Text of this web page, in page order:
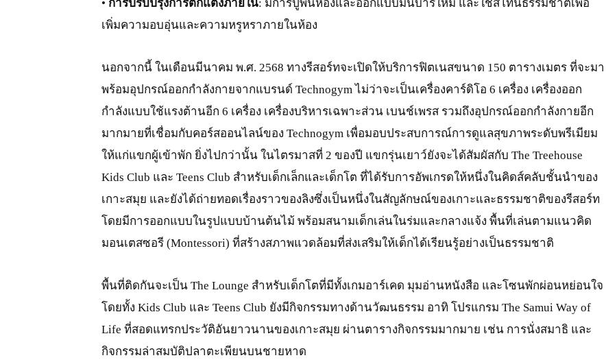
• การปรับปรุงการตกแต่งภายใน: มีการปูพื้นห้องและออกแบบมินิบาร์ใหม่ และใช้สีโทนธรรมชาติเพื่อ
เพิ่มความอบอุ่นและความหรูหราภายในห้อง
นอกจากนี้ ในเดือนมีนาคม พ.ศ. 2568 ทางรีสอร์ทจะเปิดให้บริการฟิตเนสขนาด 150 ตารางเมตร ที่จะมา
พร้อมอุปกรณ์ออกกำลังกายจากแบรนด์ Technogym ไม่ว่าจะเป็นเครื่องคาร์ดิโอ 6 เครื่อง เครื่องออก
กำลังแบบใช้แรงต้านอีก 6 เครื่อง เครื่องบริหารเฉพาะส่วน เบนช์เพรส รวมถึงอุปกรณ์ออกกำลังกายอีก
มากมายที่เชื่อมกับคอร์สออนไลน์ของ Technogym เพื่อมอบประสบการณ์การดูแลสุขภาพระดับพรีเมียม
ให้แก่แขกผู้เข้าพัก ยิ่งไปกว่านั้น ในไตรมาสที่ 2 ของปี แขกรุ่นเยาว์ยังจะได้สัมผัสกับ The Treehouse
Kids Club และ Teens Club สำหรับเด็กเล็กและเด็กโต ที่ได้รับการอัพเกรดให้หนึ่งในคิดส์คลับชั้นนำของ
เกาะสมุย และยังได้ถ่ายทอดเรื่องราวของลิงซึ่งเป็นหนึ่งในสัญลักษณ์ของเกาะและธรรมชาติของรีสอร์ท
โดยมีการออกแบบในรูปแบบบ้านต้นไม้ พร้อมสนามเด็กเล่นในร่มและกลางแจ้ง พื้นที่เล่นตามแนวคิด
มอนเตสซอรี (Montessori) ที่สร้างสภาพแวดล้อมที่ส่งเสริมให้เด็กได้เรียนรู้อย่างเป็นธรรมชาติ
พื้นที่ติดกันจะเป็น The Lounge สำหรับเด็กโตที่มีทั้งเกมอาร์เคด มุมอ่านหนังสือ และโซนพักผ่อนหย่อนใจ
โดยทั้ง Kids Club และ Teens Club ยังมีกิจกรรมทางด้านวัฒนธรรม อาทิ โปรแกรม The Samui Way of
Life ที่สอดแทรกประวัติอันยาวนานของเกาะสมุย ผ่านตารางกิจกรรมมากมาย เช่น การนั่งสมาธิ และ
กิจกรรมล่าสมบัติปลาตะเพียนบนชายหาด